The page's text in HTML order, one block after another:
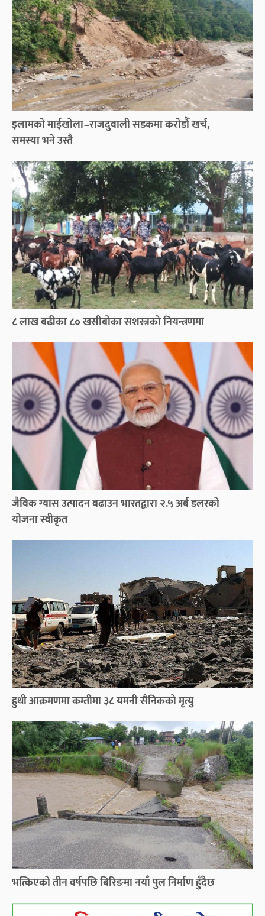
इलामको माईखोला–राजदुवाली सडकमा करोडौँ खर्च,
समस्या भने उस्तै
८ लाख बढीका ८० खसीबोका सशस्त्रको नियन्त्रणमा
जैविक ग्यास उत्पादन बढाउन भारतद्वारा २.५ अर्ब डलरको
योजना स्वीकृत
हुथी आक्रमणमा कम्तीमा ३८ यमनी सैनिकको मृत्यु
भत्किएको तीन वर्षपछि बिरिङमा नयाँ पुल निर्माण हुँदैछ